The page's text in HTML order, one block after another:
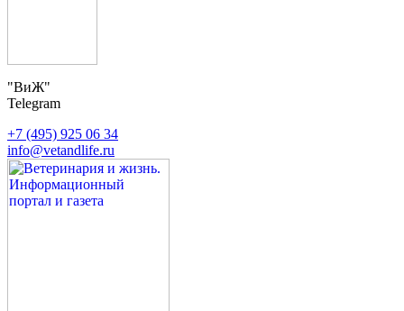
"ВиЖ"
Telegram
+7 (495) 925 06 34
info@vetandlife.ru